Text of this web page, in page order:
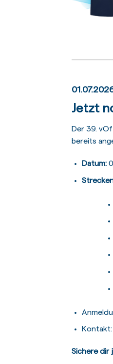
Jetzt
Der 39.
bereits
Datum:
Kontakt:
Sichere dir